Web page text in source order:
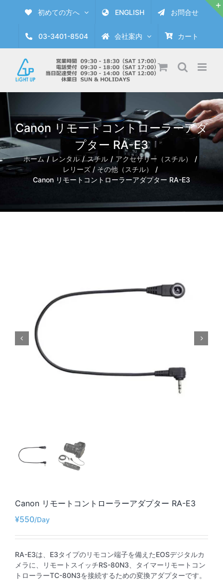
初めての方へ ENGLISH お問合せ
03-3401-8504 会社案内 カート
Canon リモートコントローラーアダ
プター RA-E3
ホーム レンタル スチル
アクセサリー（スチル）
レリーズ / その他（スチル）
Canon リモートコントローラーアダプター RA-E3
Canon リモートコントローラーアダプター RA-E3
¥550
RA-E3は、E3タイプのリモコン端子を備えたEOSデジタルカ
メラに、リモートスイッチRS-80N3、タイマーリモートコン
トローラーTC-80N3を接続するための変換アダプターです。